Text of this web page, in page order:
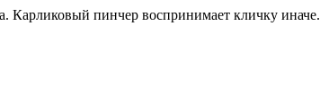
Карликовый пинчер воспринимает кличку иначе.